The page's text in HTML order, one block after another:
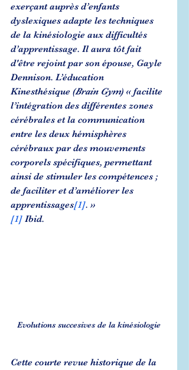
exerçant auprès d’enfants
dyslexiques adapte les techniques
de la kinésiologie aux difficultés
d’apprentissage. Il aura tôt fait
d'être rejoint par son épouse, Gayle
Dennison. L’éducation
Kinesthésique (Brain Gym) « facilite
l’intégration des différentes zones
cérébrales et la communication
entre les deux hémisphères
cérébraux par des mouvements
corporels spécifiques, permettant
ainsi de stimuler les compétences ;
de faciliter et d’améliorer les
apprentissages[1]. »
[1] Ibid.
Evolutions succesives de la kinésiologie
Cette courte revue historique de la